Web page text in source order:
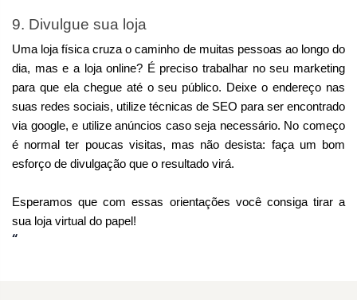
9. Divulgue sua loja
Uma loja física cruza o caminho de muitas pessoas ao longo do
dia, mas e a loja online? É preciso trabalhar no seu marketing
para que ela chegue até o seu público. Deixe o endereço nas
suas redes sociais, utilize técnicas de SEO para ser encontrado
via google, e utilize anúncios caso seja necessário. No começo
é normal ter poucas visitas, mas não desista: faça um bom
esforço de divulgação que o resultado virá.
Esperamos que com essas orientações você consiga tirar a
sua loja virtual do papel!
“